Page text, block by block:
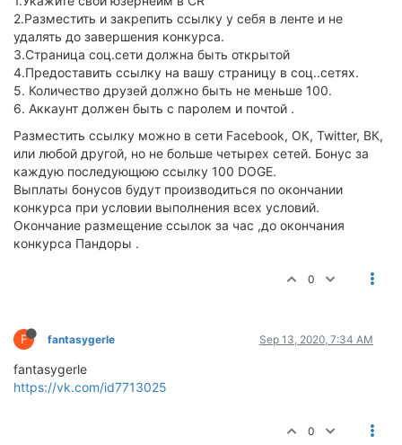
2.Разместить и закрепить ссылку у себя в ленте и не
удалять до завершения конкурса.
3.Страница соц.сети должна быть открытой
4.Предоставить ссылку на вашу страницу в соц..сетях.
5. Количество друзей должно быть не меньше 100.
6. Аккаунт должен быть с паролем и почтой .
Разместить ссылку можно в сети Facebook, ОК, Twitter, ВК,
или любой другой, но не больше четырех сетей. Бонус за
каждую последующюю ссылку 100 DOGE.
Выплаты бонусов будут производиться по окончании
конкурса при условии выполнения всех условий.
Окончание размещение ссылок за час ,до окончания
конкурса Пандоры .
0
F fantasygerle Sep 13, 2020, 7:34 AM
fantasygerle
https://vk.com/id7713025
0